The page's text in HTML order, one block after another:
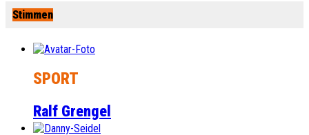
Stimmen
SPORT
Ralf Grengel